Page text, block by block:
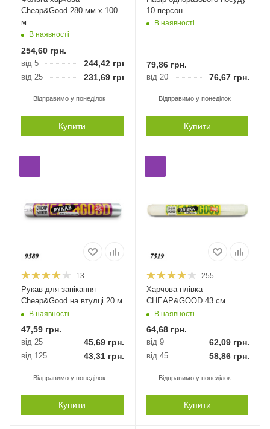
Cheap&Good 280 мм х 100
м
В наявності
254,60 грн.
від 5 244,42 грн.
від 25 231,69 грн.
Відправимо у понеділок
Купити
10 персон
В наявності
79,86грн.
від 20 76,67грн.
Відправимо у понеділок
Купити
13
Рукав для запікання
Cheap&Good на втулці 20 м
В наявності
47,59 грн.
від 25 45,69 грн.
від 125 43,31 грн.
Відправимо у понеділок
Купити
255
Харчова плівка
CHEAP&GOOD 43 см
В наявності
64,68грн.
від 9 62,09грн.
від 45 58,86грн.
Відправимо у понеділок
Купити